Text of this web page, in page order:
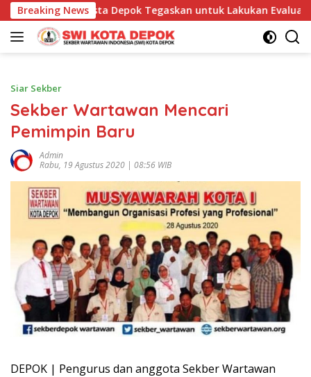
Langsung
ke
konten
Breaking News
Dirut asasta Depok Tegaskan untuk Lakukan Evaluasi agar
Siar Sekber
Sekber Wartawan Mencari
Pemimpin Baru
Admin
Rabu, 19 Agustus 2020 | 08:56 WIB
DEPOK | Pengurus dan anggota Sekber Wartawan